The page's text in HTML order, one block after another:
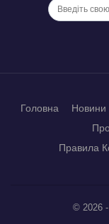
Головна Новини
Правила
© 2026 -